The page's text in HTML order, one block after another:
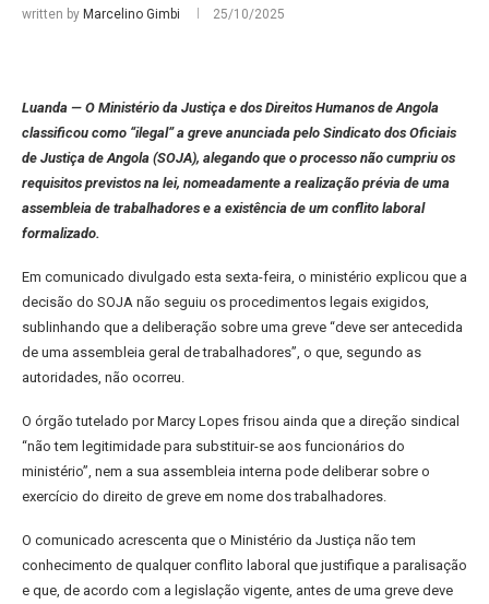
written by Marcelino Gimbi 25/10/2025
Luanda — O Ministério da Justiça e dos Direitos Humanos de Angola
classificou como “ilegal” a greve anunciada pelo Sindicato dos Oficiais
de Justiça de Angola (SOJA), alegando que o processo não cumpriu os
requisitos previstos na lei, nomeadamente a realização prévia de uma
assembleia de trabalhadores e a existência de um conflito laboral
formalizado.
Em comunicado divulgado esta sexta-feira, o ministério explicou que a
decisão do SOJA não seguiu os procedimentos legais exigidos,
sublinhando que a deliberação sobre uma greve “deve ser antecedida
de uma assembleia geral de trabalhadores”, o que, segundo as
autoridades, não ocorreu.
O órgão tutelado por Marcy Lopes frisou ainda que a direção sindical
“não tem legitimidade para substituir-se aos funcionários do
ministério”, nem a sua assembleia interna pode deliberar sobre o
exercício do direito de greve em nome dos trabalhadores.
O comunicado acrescenta que o Ministério da Justiça não tem
conhecimento de qualquer conflito laboral que justifique a paralisação
e que, de acordo com a legislação vigente, antes de uma greve deve